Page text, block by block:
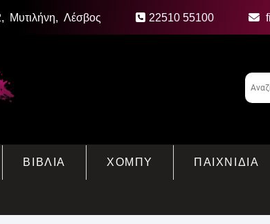
Μυτιλήνη, Λέσβος 22510 55100
ΒΙΒΛΙΑ ΧΟΜΠΥ ΠΑΙΧΝΙΔΙΑ